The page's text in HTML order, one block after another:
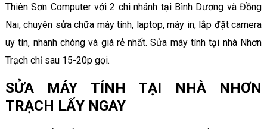
Thiên Sơn Computer với 2 chi nhánh tại Bình Dương và Đồng
Nai, chuyên sửa chữa máy tính, laptop, máy in, lắp đặt camera
uy tín, nhanh chóng và giá rẻ nhất. Sửa máy tính tại nhà Nhơn
Trạch chỉ sau 15-20p gọi.
SỬA MÁY TÍNH TẠI NHÀ NHƠN
TRẠCH LẤY NGAY